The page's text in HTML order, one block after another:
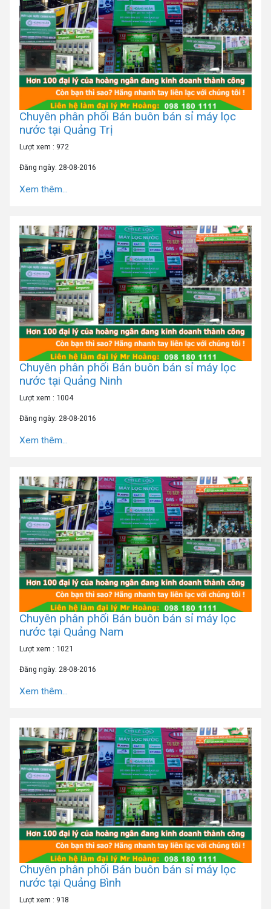
Chuyên phân phối Bán buôn bán sỉ máy lọc
nước tại Quảng Trị
Lượt xem : 972
Đăng ngày: 28-08-2016
Xem thêm...
Chuyên phân phối Bán buôn bán sỉ máy lọc
nước tại Quảng Ninh
Lượt xem : 1004
Đăng ngày: 28-08-2016
Xem thêm...
Chuyên phân phối Bán buôn bán sỉ máy lọc
nước tại Quảng Nam
Lượt xem : 1021
Đăng ngày: 28-08-2016
Xem thêm...
Chuyên phân phối Bán buôn bán sỉ máy lọc
nước tại Quảng Bình
Lượt xem : 918